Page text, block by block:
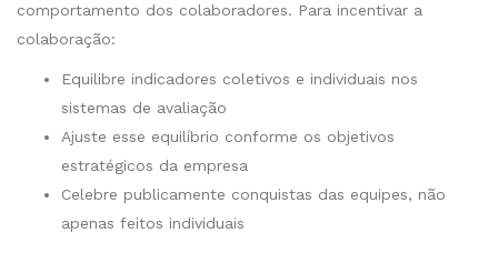
comportamento dos colaboradores. Para incentivar a
colaboração:
Equilibre indicadores coletivos e individuais nos
sistemas de avaliação
Ajuste esse equilíbrio conforme os objetivos
estratégicos da empresa
Celebre publicamente conquistas das equipes, não
apenas feitos individuais